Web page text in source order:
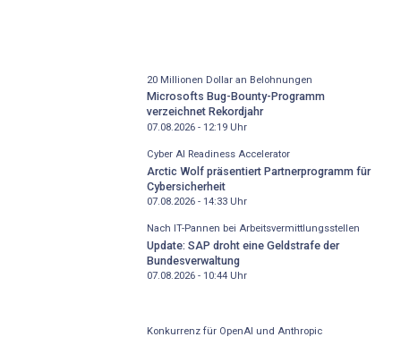
20 Millionen Dollar an Belohnungen
Microsofts Bug-Bounty-Programm
verzeichnet Rekordjahr
07.08.2026 - 12:19Uhr
Cyber AI Readiness Accelerator
Arctic Wolf präsentiert Partnerprogramm für
Cybersicherheit
07.08.2026 - 14:33Uhr
Nach IT-Pannen bei Arbeitsvermittlungsstellen
Update: SAP droht eine Geldstrafe der
Bundesverwaltung
07.08.2026 - 10:44Uhr
Konkurrenz für OpenAI und Anthropic